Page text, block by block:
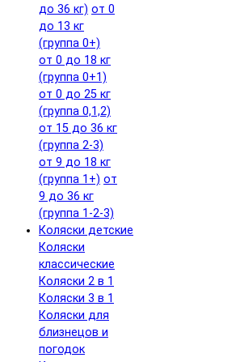
до 36 кг) от 0
до 13 кг
(группа 0+)
от 0 до 18 кг
(группа 0+1)
от 0 до 25 кг
(группа 0,1,2)
от 15 до 36 кг
(группа 2-3)
от 9 до 18 кг
(группа 1+) от
9 до 36 кг
(группа 1-2-3)
Коляски детские
Коляски
классические
Коляски 2 в 1
Коляски 3 в 1
Коляски для
близнецов и
погодок